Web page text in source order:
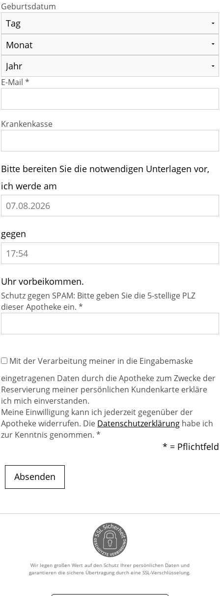
Geburtsdatum
E-Mail *
Krankenkasse
Bitte bereiten Sie die notwendigen Unterlagen vor,
ich werde am
gegen
Uhr vorbeikommen.
Schutz gegen SPAM: Bitte geben Sie die 5-stellige PLZ
dieser Apotheke ein. *
Mit der Verarbeitung meiner in die Eingabemaske
eingetragenen Daten durch die Apotheke zum Zwecke der
Reservierung meiner persönlichen Kundenkarte erkläre
ich mich einverstanden.
Meine Einwilligung kann ich jederzeit gegenüber der
Apotheke widerrufen. Die Datenschutzerklärung habe ich
zur Kenntnis genommen. *
* = Pflichtfeld
Absenden
Wir legen großen Wert auf den Schutz Ihrer persönlichen Daten und
garantieren die sichere Übertragung durch eine SSL-Verschlüsselung.